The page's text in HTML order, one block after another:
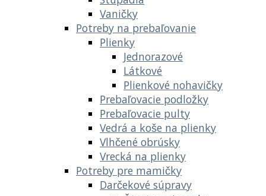
Vaničky
Potreby na prebaľovanie
Plienky
Jednorazové
Látkové
Plienkové nohavičky
Prebaľovacie podložky
Prebaľovacie pulty
Vedrá a koše na plienky
Vlhčené obrúsky
Vrecká na plienky
Potreby pre mamičky
Darčekové súpravy